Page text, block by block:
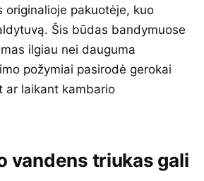
originalioje pakuotėje, kuo
Šis būdas bandymuose
ilgiau nei dauguma
požymiai pasirodė gerokai
ar laikant kambario
vandens triukas gali